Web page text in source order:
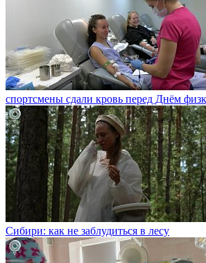
спортсмены сдали кровь перед Днём
Сибири: как не заблудиться в лесу